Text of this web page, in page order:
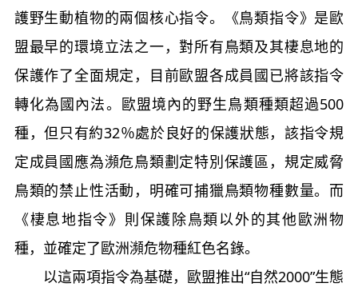
護野生動植物的兩個核心指令。《鳥類指令》是歐
盟最早的環境立法之一，對所有鳥類及其棲息地的
保護作了全面規定，目前歐盟各成員國已將該指令
轉化為國內法。歐盟境內的野生鳥類種類超過500
種，但只有約32％處於良好的保護狀態，該指令規
定成員國應為瀕危鳥類劃定特別保護區，規定威脅
鳥類的禁止性活動，明確可捕獵鳥類物種數量。而
《棲息地指令》則保護除鳥類以外的其他歐洲物
種，並確定了歐洲瀕危物種紅色名錄。
以這兩項指令為基礎，歐盟推出“自然2000”生態